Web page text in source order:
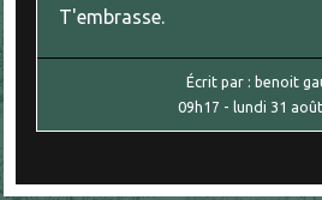
T'embrasse.
Écrit par : benoit
09h17 - lundi 31